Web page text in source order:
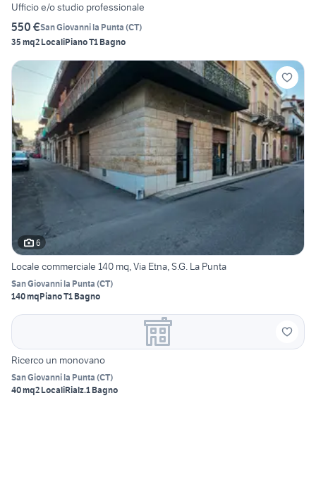
Ufficio e/o studio professionale
550 €San Giovanni la Punta (CT)
35 mq2 LocaliPiano T1 Bagno
6
Locale commerciale 140 mq, Via Etna, S.G. La Punta
San Giovanni la Punta (CT)
140 mqPiano T1 Bagno
Ricerco un monovano
San Giovanni la Punta (CT)
40 mq2 LocaliRialz.1 Bagno